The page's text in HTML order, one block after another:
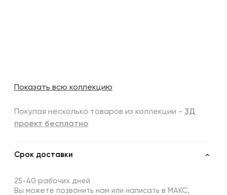
Показать всю коллекцию
Покупая несколько товаров из коллекции - 3Д
проект бесплатно
Срок доставки
25-40 рабочих дней
Вы можете позвонить нам или написать в МАКС,